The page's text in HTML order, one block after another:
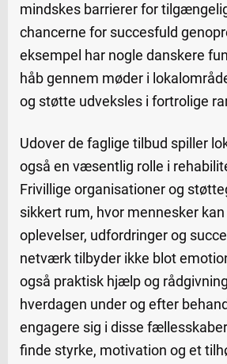
mindskes barrierer for
chancerne for succesfuld
eksempel har nogle danskere
håb gennem møder i
og støtte udveksles i fortrolige
Udover de faglige tilbud spiller
også en væsentlig rolle i
Frivillige organisationer og
sikkert rum, hvor mennesker
oplevelser, udfordringer og
netværk tilbyder ikke blot
også praktisk hjælp og
hverdagen under og efter
engagere sig i disse
finde styrke, motivation og et